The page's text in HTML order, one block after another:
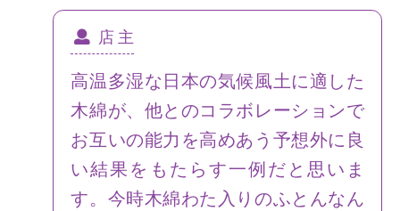
店 主
高温多湿な日本の気候風土に適した
木綿が、他とのコラボレーションで
お互いの能力を高めあう予想外に良
い結果をもたらす一例だと思いま
す。今時木綿わた入りのふとんなん